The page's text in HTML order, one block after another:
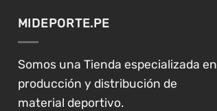
MIDEPORTE.PE
Somos una Tienda especializada en
producción y distribución de
material deportivo.